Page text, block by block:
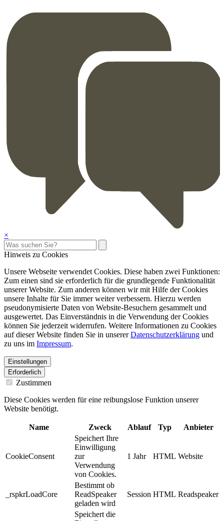
×
Hinweis zu Cookies
Unsere Webseite verwendet Cookies. Diese haben zwei Funktionen:
Zum einen sind sie erforderlich für die grundlegende Funktionalität
unserer Website. Zum anderen können wir mit Hilfe der Cookies
unsere Inhalte für Sie immer weiter verbessern. Hierzu werden
pseudonymisierte Daten von Website-Besuchern gesammelt und
ausgewertet. Das Einverständnis in die Verwendung der Cookies
können Sie jederzeit widerrufen. Weitere Informationen zu Cookies
auf dieser Website finden Sie in unsererDatenschutzerklärung und
zu uns im Impressum.
Einstellungen
Erforderlich
Zustimmen
Diese Cookies werden für eine reibungslose Funktion unserer
Website benötigt.
Name Zweck Ablauf Typ Anbieter
CookieConsent
Speichert Ihre
Einwilligung
zur
Verwendung
von Cookies.
1 Jahr HTML Website
_rspkrLoadCore
Bestimmt ob
ReadSpeaker
geladen wird
Session HTML Readspeaker
Speichert die